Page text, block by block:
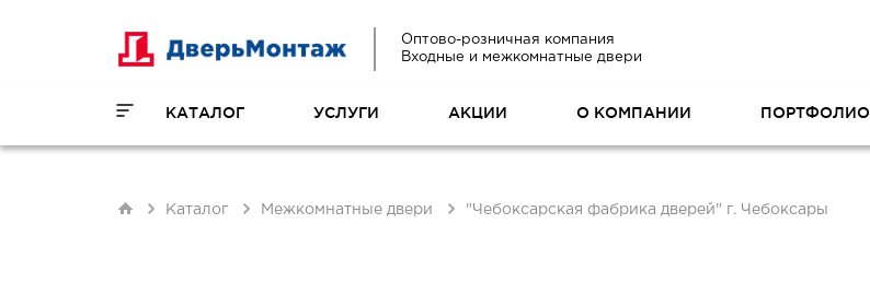
Оптово-розничная компания
Входные и межкомнатные двери
КАТАЛОГ УСЛУГИ АКЦИИ О КОМПАНИИ ПОРТФОЛИО
Каталог Межкомнатные двери "Чебоксарская фабрика дверей" г. Чебоксары